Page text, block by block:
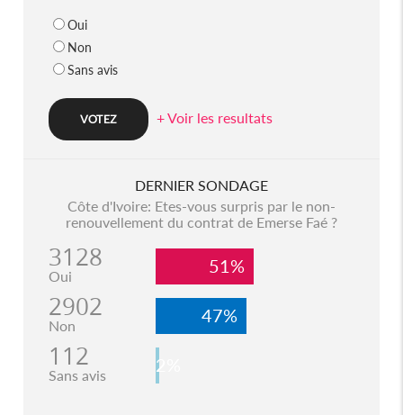
Oui
Non
Sans avis
+ Voir les resultats
DERNIER SONDAGE
Côte d'Ivoire: Etes-vous surpris par le non-
renouvellement du contrat de Emerse Faé ?
3128
Oui 51%
2902
Non 47%
112
Sans avis 2%